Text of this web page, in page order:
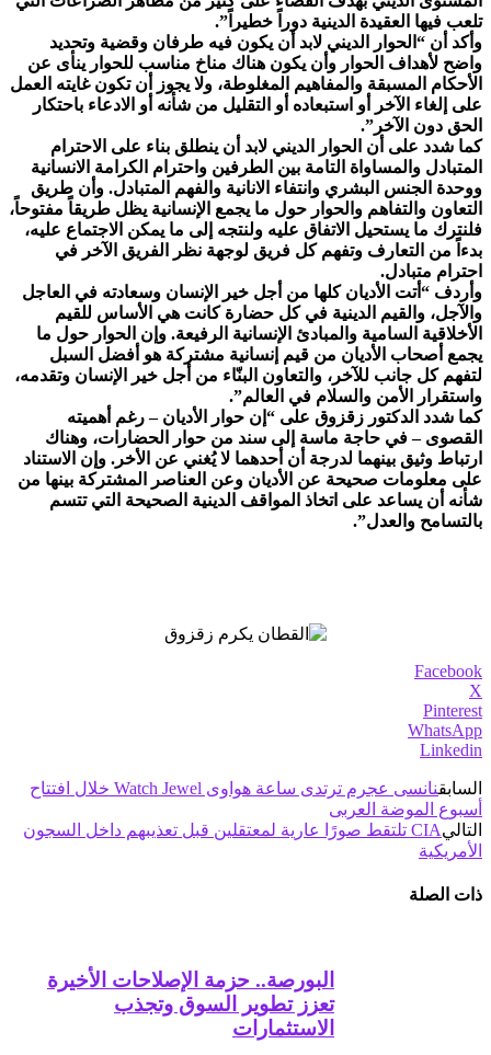
تلعب فيها العقيدة الدينية دوراً خطيراً”.
وأكد أن “الحوار الديني لابد أن يكون فيه طرفان وقضية وتحديد
واضح لأهداف الحوار وأن يكون هناك مناخ مناسب للحوار ينأى عن
الأحكام المسبقة والمفاهيم المغلوطة، ولا يجوز أن تكون غايته العمل
على إلغاء الآخر أو استبعاده أو التقليل من شأنه أو الادعاء باحتكار
الحق دون الآخر”.
كما شدد على أن الحوار الديني لابد أن ينطلق بناء على الاحترام
المتبادل والمساواة التامة بين الطرفين واحترام الكرامة الانسانية
ووحدة الجنس البشري وانتفاء الانانية والفهم المتبادل. وأن طريق
التعاون والتفاهم والحوار حول ما يجمع الإنسانية يظل طريقاً مفتوحاً،
فلنترك ما يستحيل الاتفاق عليه ولنتجه إلى ما يمكن الاجتماع عليه،
بدءاً من التعارف وتفهم كل فريق لوجهة نظر الفريق الآخر في
احترام متبادل.
وأردف “أتت الأديان كلها من أجل خير الإنسان وسعادته في العاجل
والآجل، والقيم الدينية في كل حضارة كانت هي الأساس للقيم
الأخلاقية السامية والمبادئ الإنسانية الرفيعة. وإن الحوار حول ما
يجمع أصحاب الأديان من قيم إنسانية مشتركة هو أفضل السبل
لتفهم كل جانب للآخر، والتعاون البنّاء من أجل خير الإنسان وتقدمه،
واستقرار الأمن والسلام في العالم”.
كما شدد الدكتور زقزوق على “إن حوار الأديان – رغم أهميته
القصوى – في حاجة ماسة إلى سند من حوار الحضارات، وهناك
ارتباط وثيق بينهما لدرجة أن أحدهما لا يُغني عن الأخر. وإن الاستناد
على معلومات صحيحة عن الأديان وعن العناصر المشتركة بينها من
شأنه أن يساعد على اتخاذ المواقف الدينية الصحيحة التي تتسم
بالتسامح والعدل”.
Facebook
X
Pinterest
WhatsApp
Linkedin
السابق
نانسى عجرم ترتدى ساعة هواوى Watch Jewel خلال افتتاح
أسبوع الموضة العربى
التالي
CIA تلتقط صورًا عارية لمعتقلين قبل تعذيبهم داخل السجون
الأمريكية
ذات الصلة
البورصة.. حزمة الإصلاحات الأخيرة
تعزز تطوير السوق وتجذب
الاستثمارات